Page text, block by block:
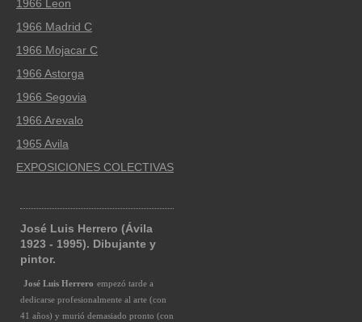
1966 Leon
1966 Madrid C
1966 Mojacar C
1966 Astorga
1966 Segovia
1966 Arevalo
1965 Avila
EXPOSICIONES COLECTIVAS
José Luis Herrero (Ávila
1923 - 1995). Dibujante y
pintor.
José Luis Herrero empezó tarde a
dedicarse profesionalmente al arte (con
41 años) y murió demasiado pronto (con